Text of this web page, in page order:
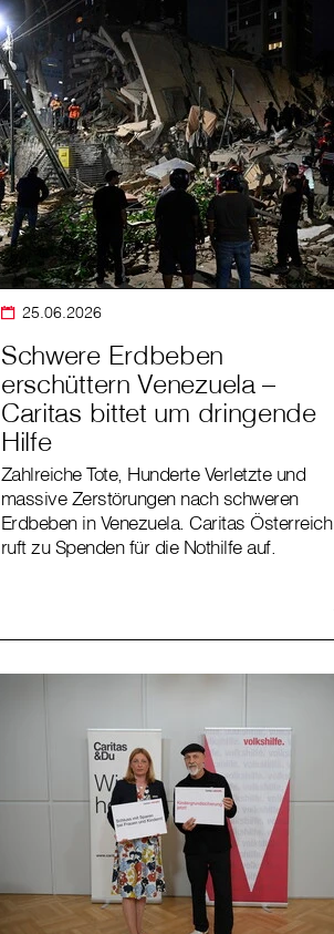
25.06.2026
Schwere Erdbeben
erschüttern Venezuela –
Caritas bittet um dringende
Hilfe
Zahlreiche Tote, Hunderte Verletzte und
massive Zerstörungen nach schweren
Erdbeben in Venezuela. Caritas Österreich
ruft zu Spenden für die Nothilfe auf.